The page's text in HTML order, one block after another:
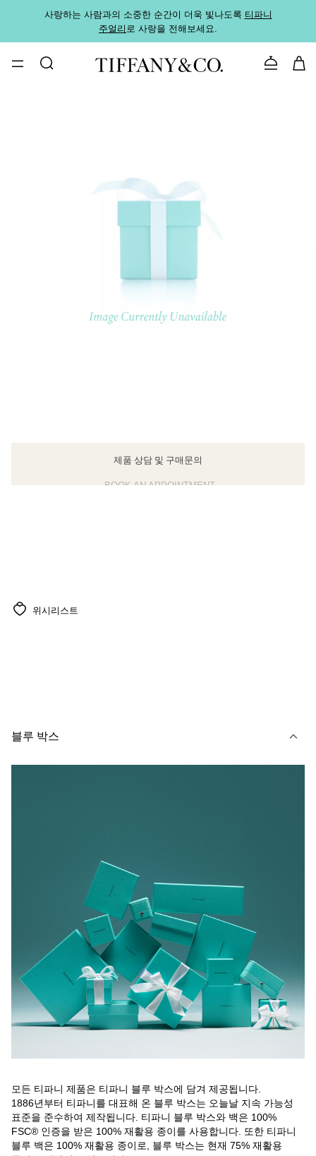
사랑하는 사람과의 소중한 순간이 더욱 빛나도록 티파니
주얼리로 사랑을 전해보세요.
문의하기
클라이언트 어드바이저에게 문의하거나 예약하세요
BOOK AN APPOINTMENT
위시리스트
블루 박스
모든 티파니 제품은 티파니 블루 박스에 담겨 제공됩니다.
1886년부터 티파니를 대표해 온 블루 박스는 오늘날 지속 가능성
표준을 준수하여 제작됩니다. 티파니 블루 박스와 백은 100%
FSC® 인증을 받은 100% 재활용 종이를 사용합니다. 또한 티파니
블루 백은 100% 재활용 종이로, 블루 박스는 현재 75% 재활용